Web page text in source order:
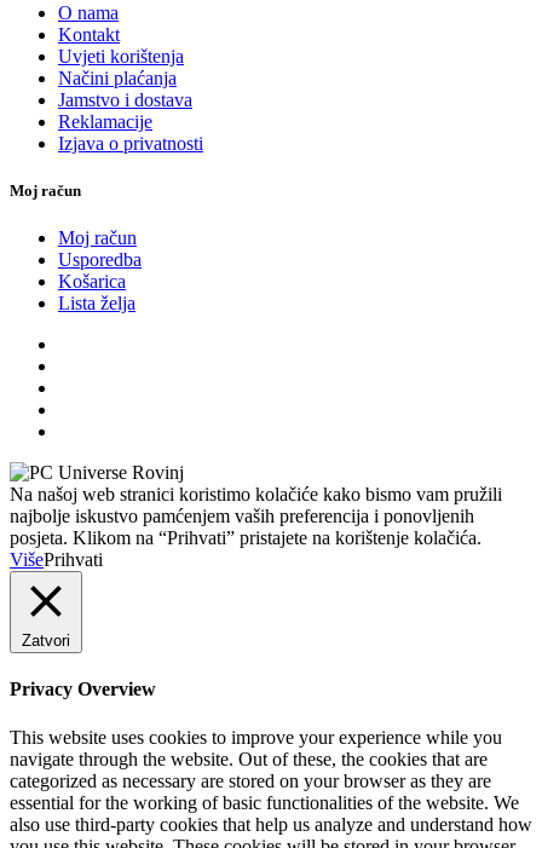
O nama
Kontakt
Uvjeti korištenja
Načini plaćanja
Jamstvo i dostava
Reklamacije
Izjava o privatnosti
Moj račun
Moj račun
Usporedba
Košarica
Lista želja
Na našoj web stranici koristimo kolačiće kako bismo vam pružili
najbolje iskustvo pamćenjem vaših preferencija i ponovljenih
posjeta. Klikom na “Prihvati” pristajete na korištenje kolačića.
VišePrihvati
Zatvori
Privacy Overview
This website uses cookies to improve your experience while you
navigate through the website. Out of these, the cookies that are
categorized as necessary are stored on your browser as they are
essential for the working of basic functionalities of the website. We
also use third-party cookies that help us analyze and understand how